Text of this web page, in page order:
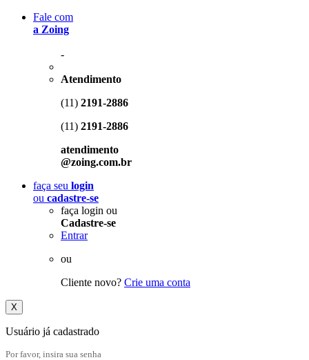
Fale com
a Zoing
-
Atendimento
(11) 2191-2886
(11) 2191-2886
atendimento
@zoing.com.br
faça seu login
ou cadastre-se
faça login ou
Cadastre-se
Entrar
ou
Cliente novo? Crie uma conta
X
Usuário já cadastrado
Por favor, insira sua senha